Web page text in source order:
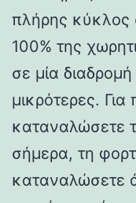
πλήρης κύκλος
100% της
σε μία
μικρότερες.
καταναλώσετε
σήμερα, τη
καταναλώσετε